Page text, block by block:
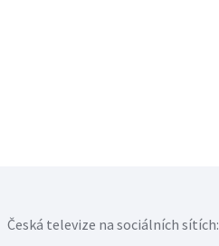
Česká televize na sociálních sítích: